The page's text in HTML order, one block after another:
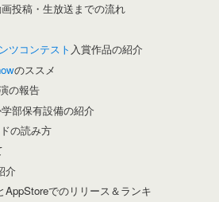
投稿・生放送までの流れ
ツコンテスト 入賞作品の紹介
のススメ
の報告
部保有設備の紹介
の読み方
介
AppStoreでのリリース＆ランキ